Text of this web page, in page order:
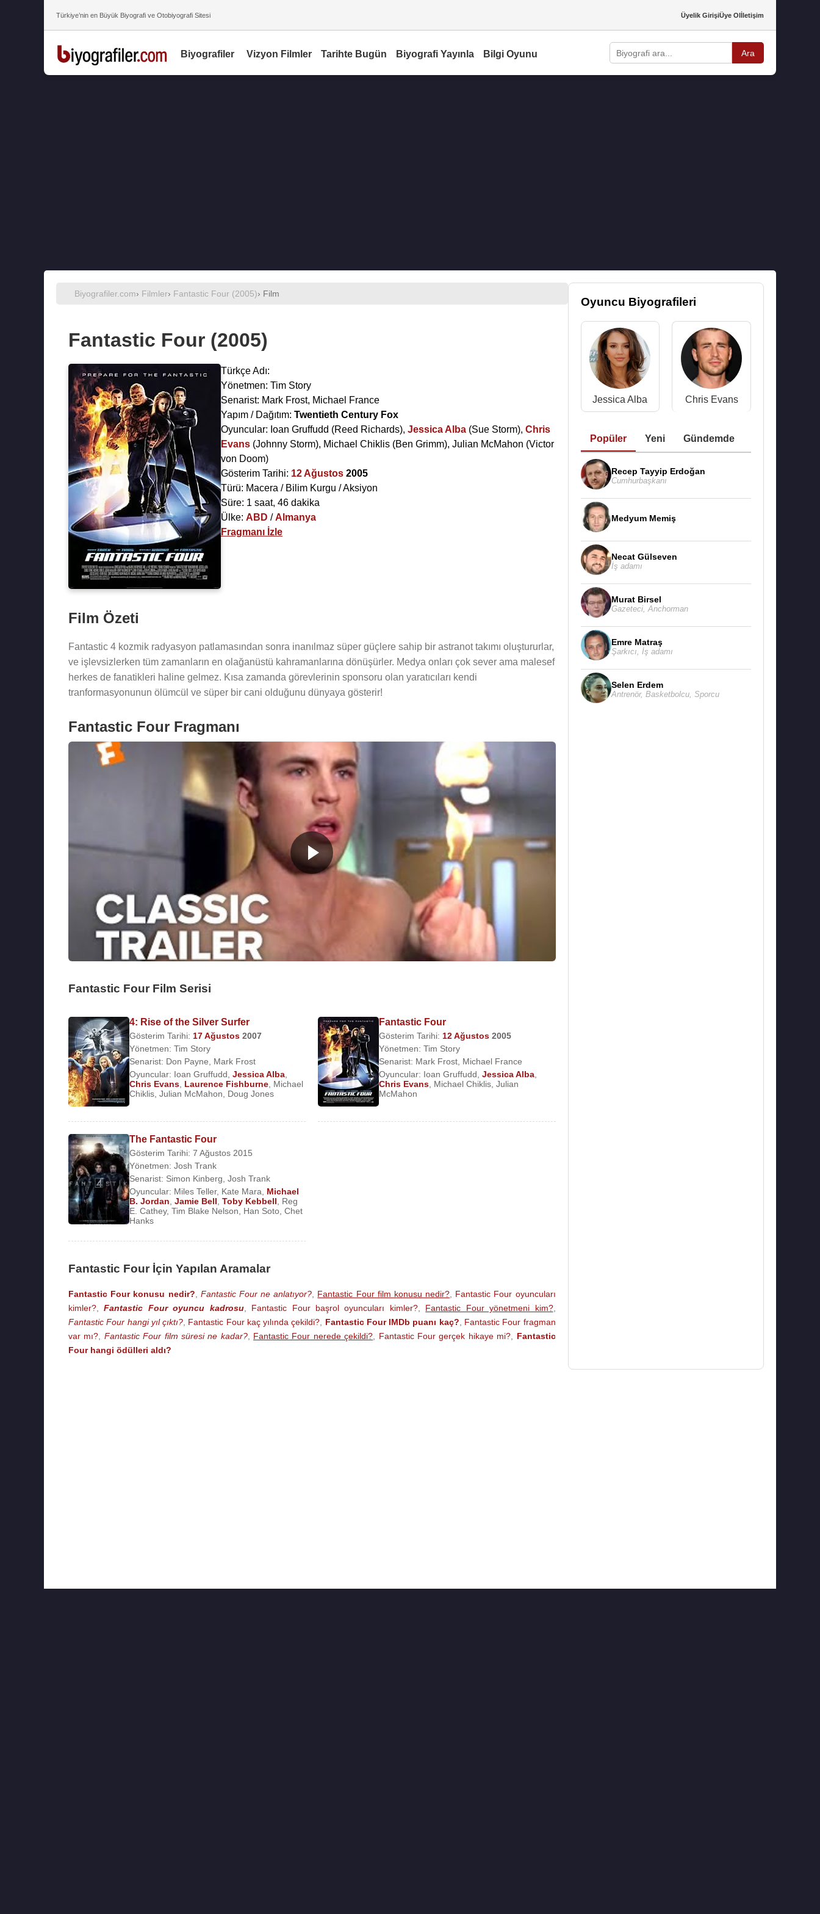
Türkiye’nin en Büyük Biyografi ve Otobiyografi Sitesi Üyelik GirişiÜye Olİletişim
Biyografiler Vizyon Filmler Tarihte Bugün Biyografi Yayınla Bilgi Oyunu Ara
Biyografiler.com› Filmler› Fantastic Four (2005)› Film
Fantastic Four (2005)
Türkçe Adı:
Yönetmen: Tim Story
Senarist: Mark Frost, Michael France
Yapım / Dağıtım: Twentieth Century Fox
Oyuncular: Ioan Gruffudd (Reed Richards), Jessica Alba (Sue Storm), Chris
Evans (Johnny Storm), Michael Chiklis (Ben Grimm), Julian McMahon (Victor
von Doom)
Gösterim Tarihi: 12 Ağustos 2005
Türü: Macera / Bilim Kurgu / Aksiyon
Süre: 1 saat, 46 dakika
Ülke: ABD /Almanya
Fragmanı İzle
Film Özeti
Fantastic 4 kozmik radyasyon patlamasından sonra inanılmaz süper güçlere sahip bir astranot takımı oluştururlar,
ve işlevsizlerken tüm zamanların en olağanüstü kahramanlarına dönüşürler. Medya onları çok sever ama malesef
herkes de fanatikleri haline gelmez. Kısa zamanda görevlerinin sponsoru olan yaratıcıları kendi
tranformasyonunun ölümcül ve süper bir cani olduğunu dünyaya gösterir!
Fantastic Four Fragmanı
Fantastic Four Film Serisi
4: Rise of the Silver Surfer
Gösterim Tarihi: 17 Ağustos 2007
Yönetmen: Tim Story
Senarist: Don Payne
Mark Frost
Oyuncular: Ioan Gruffudd Jessica Alba
Chris Evans Laurence Fishburne Michael
Chiklis Julian McMahon Doug Jones
Fantastic Four
Gösterim Tarihi: 12 Ağustos 2005
Yönetmen:Tim Story
Senarist: Mark Frost Michael France
Oyuncular: Ioan Gruffudd ,Jessica Alba
Chris Evans Michael Chiklis ,Julian
McMahon
The Fantastic Four
Gösterim Tarihi: 7 Ağustos 2015
Yönetmen: Josh Trank
Senarist: Simon Kinberg, Josh Trank
Oyuncular: Miles Teller, Kate Mara, Michael
B. Jordan, Jamie Bell, Toby Kebbell, Reg
E. Cathey, Tim Blake Nelson, Han Soto, Chet
Hanks
Fantastic Four İçin Yapılan Aramalar
Fantastic Four konusu nedir?, Fantastic Four ne anlatıyor?, Fantastic Four film konusu nedir?, Fantastic Four oyuncuları
kimler?,Fantastic Four oyuncu kadrosu, Fantastic Four başrol oyuncuları kimler?, Fantastic Four yönetmeni kim?,
Fantastic Four hangi yıl çıktı?, Fantastic Four kaç yılında çekildi?, Fantastic Four IMDb puanı kaç?, Fantastic Four fragman
var mı?, Fantastic Four film süresi ne kadar?, Fantastic Four nerede çekildi?, Fantastic Four gerçek hikaye mi?, Fantastic
Four hangi ödülleri aldı?
Oyuncu Biyografileri
Jessica Alba Chris Evans
Popüler Yeni Gündemde
Recep Tayyip Erdoğan
Cumhurbaşkanı
Medyum Memiş
Necat Gülseven
İş adamı
Murat Birsel
Gazeteci, Anchorman
Emre Matraş
Şarkıcı İş adamı
Selen Erdem
Antrenör, Basketbolcu, Sporcu